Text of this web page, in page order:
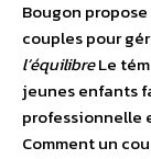
Bougon
couples pour
l’équilibreLe
jeunes enfants
professionnelle
Comment un